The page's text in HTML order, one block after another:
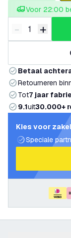
Voor 22:00
Verminder
- +
Betaal
Retourneren
Tot7 jaar
9.1uit30.000+
Kies voor
Speciale